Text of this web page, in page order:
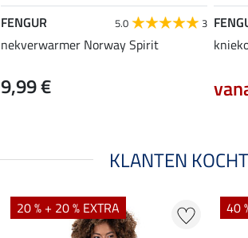
FENGUR 5.0 3
nekverwarmer Norway Spirit
9,99 €
KLANTEN
20 % + 20 % EXTRA 40